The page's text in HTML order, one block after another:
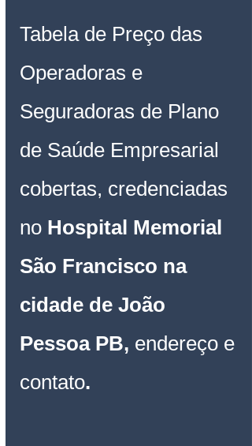
Tabela de Preço das
Operadoras e
Seguradoras de Plano
de Saúde Empresarial
cobertas, credenciadas
no Hospital Memorial
São Francisco na
cidade de João
Pessoa PB, endereço e
contato.